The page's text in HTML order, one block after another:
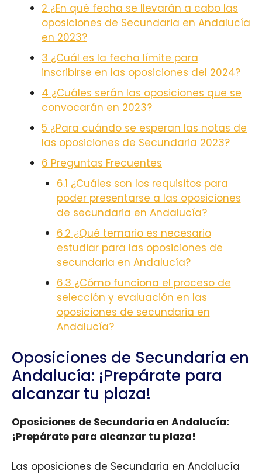
2 ¿En qué fecha se llevarán a cabo las
oposiciones de Secundaria en Andalucía
en 2023?
3 ¿Cuál es la fecha límite para
inscribirse en las oposiciones del 2024?
4 ¿Cuáles serán las oposiciones que se
convocarán en 2023?
5 ¿Para cuándo se esperan las notas de
las oposiciones de Secundaria 2023?
6 Preguntas Frecuentes
6.1 ¿Cuáles son los requisitos para
poder presentarse a las oposiciones
de secundaria en Andalucía?
6.2 ¿Qué temario es necesario
estudiar para las oposiciones de
secundaria en Andalucía?
6.3 ¿Cómo funciona el proceso de
selección y evaluación en las
oposiciones de secundaria en
Andalucía?
Oposiciones de Secundaria en
Andalucía: ¡Prepárate para
alcanzar tu plaza!
Oposiciones de Secundaria en Andalucía:
¡Prepárate para alcanzar tu plaza!
Las oposiciones de Secundaria en Andalucía